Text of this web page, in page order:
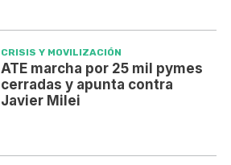
CRISIS Y MOVILIZACIÓN
ATE marcha por 25 mil pymes
cerradas y apunta contra
Javier Milei